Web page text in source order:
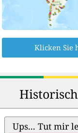
Klicken Sie
Ups... Tut mir